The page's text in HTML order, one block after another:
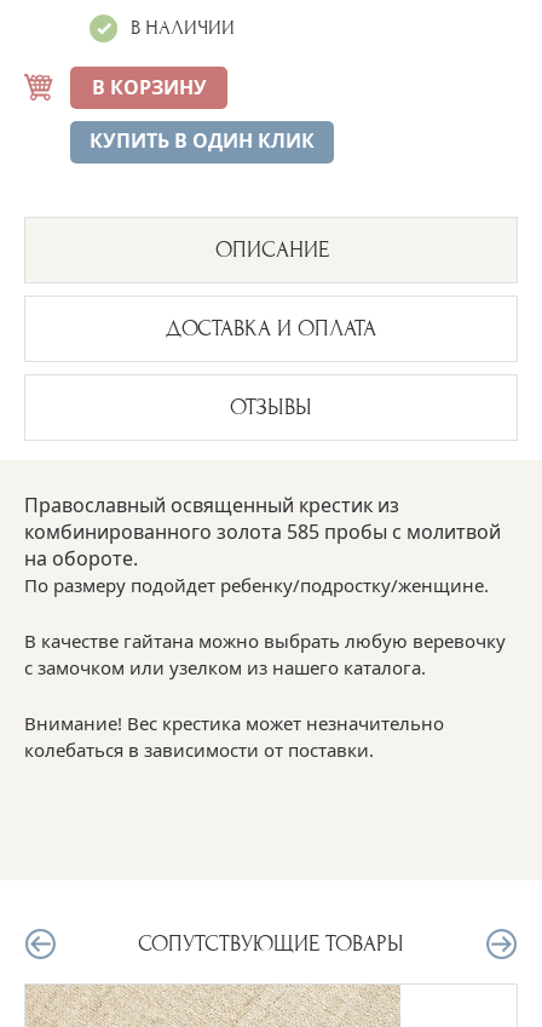
В НАЛИЧИИ
В КОРЗИНУ
КУПИТЬ В ОДИН КЛИК
ОПИСАНИЕ
ДОСТАВКА И ОПЛАТА
ОТЗЫВЫ
Православный освященный крестик из
комбинированного золота 585 пробы с молитвой
на обороте.
По размеру подойдет ребенку/подростку/женщине.
В качестве гайтана можно выбрать любую веревочку
с замочком или узелком из нашего каталога.
Внимание! Вес крестика может незначительно
колебаться в зависимости от поставки.
СОПУТСТВУЮЩИЕ ТОВАРЫ